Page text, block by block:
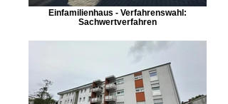
Einfamilienhaus - Verfahrenswahl:
Sachwertverfahren